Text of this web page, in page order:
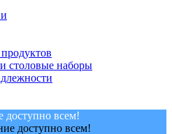
столовые наборы
доступно всем!